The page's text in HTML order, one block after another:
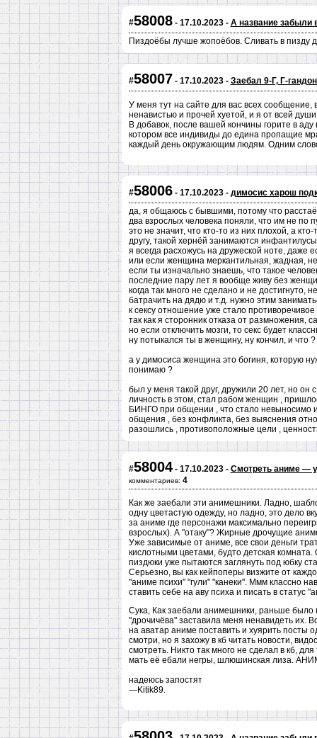
#58008- 17.10.2023 - А название забыли
Пиздоёбы лучше жопоёбов. Сливать в пизду
#58007 - 17.10.2023 - Заебал 9-Г, Г-
У меня тут на сайте для вас всех
ненавистью и прочей хуетой, и я от всей
В добавок, после вашей кончины горите в
котором все индивиды до едина пропащие
каждый день окружающим людям. Одним
#58006- 17.10.2023 - димосис харош
да, я общаюсь с бывшими, потому что
два взрослых человека поняли, что им не по
это не значит, что кто-то из них плохой, а
другу, такой хернёй занимаются
я всегда расхожусь на дружеской ноте, даже
или если женщина меркантильная, жадная,
если ты изначально знаешь, что такое
последние пару лет я вообще живу без
когда так много не сделано и не достигнуто,
батрачить на дядю и т.д. нужно этим
к сексу отношение уже стало противоречивое
так как я сторонник отказа от размножения,
но если отключить мозги, то секс будет
ну потыкался ты в женщину, ну кончил, и что
а у димосиса женщина это богиня, которую
понимаю ?
был у меня такой друг, дружили 20 лет, но он
личность в этом, стал рабом женщин ,
БИНГО при общении , что стало невыносимо
общения , без конфликта, без выяснения
разошлись , противоположные цели ,
#58004- 17.10.2023 - Смотреть аниме —
комментариев: 4
Как же заебали эти анимешники. Ладно,
одну цветастую одежду, но ладно, это дело
за аниме где персонажи максимально
взрослых). А "отаку"? Жирные дрочущие
Уже зависимые от аниме, все свои деньги
кислотными цветами, будто детская
пиздюки уже пытаются заглянуть под юбку
Серьезно, вы как кейпоперы визжите от
"аниме психи" "гули" "канеки". Ммм классно
ставить себе на аву психа и писать в статус
Сука, Как заебали анимешники, раньше было
"дрочичёва" заставила меня ненавидеть их.
на аватар аниме поставить и хуярить
смотри, но я захожу в кб читать новости,
смотреть. Никто так много не сделал в кб,
мать её ебали негры, шлюшинская лиза.
надеюсь запостят
—Kitik89.